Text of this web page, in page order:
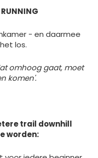
- en daarmee
los.
omhoog gaat, moet
komen'.
trail downhill
worden: